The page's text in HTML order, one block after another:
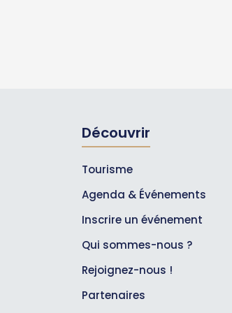
Découvrir
Tourisme
Agenda & Événements
Inscrire un événement
Qui sommes-nous ?
Rejoignez-nous !
Partenaires